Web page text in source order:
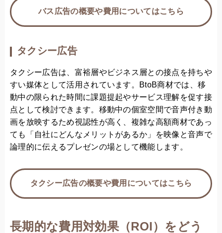
バス広告の概要や費用についてはこちら
タクシー広告
タクシー広告は、富裕層やビジネス層との接点を持ちや
すい媒体として活用されています。BtoB商材では、移
動中の限られた時間に課題提起やサービス理解を促す接
点として検討できます。移動中の個室空間で音声付き動
画を放映するため視認性が高く、複雑な高額商材であっ
ても「自社にどんなメリットがあるか」を映像と音声で
論理的に伝えるプレゼンの場として機能します。
タクシー広告の概要や費用についてはこちら
長期的な費用対効果（ROI）をどう